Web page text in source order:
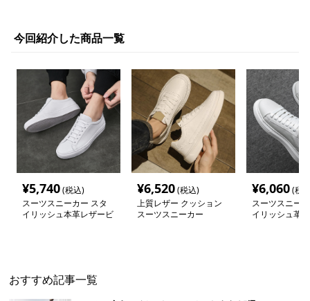
今回紹介した商品一覧
¥5,740(税込)
スーツスニーカー スタ
イリッシュ本革レザービ
¥6,520(税込)
上質レザー クッション
スーツスニーカー
¥6,060(税
スーツスニー
イリッシュ革
おすすめ記事一覧